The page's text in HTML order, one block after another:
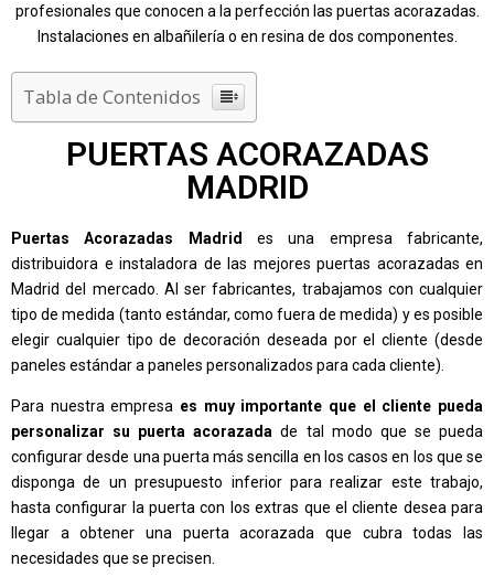
profesionales que conocen a la perfección las puertas acorazadas.
Instalaciones en albañilería o en resina de dos componentes.
Tabla de Contenidos
PUERTAS ACORAZADAS
MADRID
Puertas Acorazadas Madrid
es una empresa fabricante,
distribuidora e instaladora de las mejores puertas acorazadas en
Madrid del mercado. Al ser fabricantes, trabajamos con cualquier
tipo de medida (tanto estándar, como fuera de medida) y es posible
elegir cualquier tipo de decoración deseada por el cliente (desde
paneles estándar a paneles personalizados para cada cliente).
Para nuestra empresa es muy importante que el cliente pueda
personalizar su puerta acorazada de tal modo que se pueda
configurar desde una puerta más sencilla en los casos en los que se
disponga de un presupuesto inferior para realizar este trabajo,
hasta configurar la puerta con los extras que el cliente desea para
llegar a obtener una puerta acorazada que cubra todas las
necesidades que se precisen.